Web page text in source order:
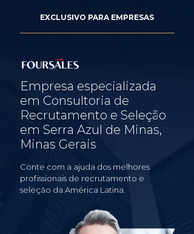
EXCLUSIVO PARA EMPRESAS
Empresa especializada
em Consultoria de
Recrutamento e Seleção
em Serra Azul de Minas,
Minas Gerais
Conte com a ajuda dos melhores
profissionais de recrutamento e
seleção da América Latina.